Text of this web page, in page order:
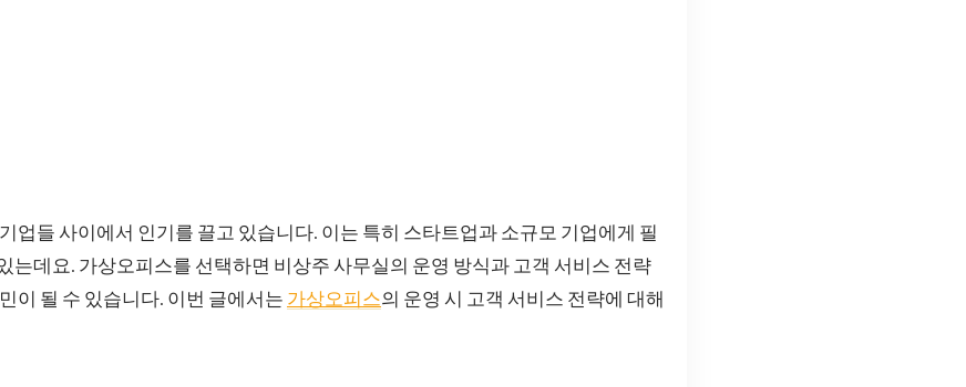
업들 사이에서 인기를 끌고 있습니다. 이는 특히 스타트업과 소규모 기업에게 필
는데요. 가상오피스를 선택하면 비상주 사무실의 운영 방식과 고객 서비스 전략
이 될 수 있습니다. 이번 글에서는 가상오피스의 운영 시 고객 서비스 전략에 대해